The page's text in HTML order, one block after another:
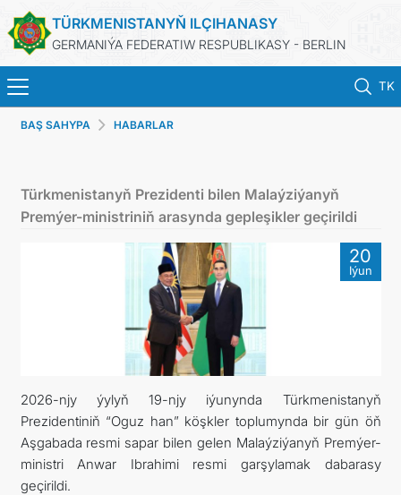
TÜRKMENISTANYŇ ILÇIHANASY
GERMANIÝA FEDERATIW RESPUBLIKASY - BERLIN
TK
BAŞ SAHYPA
TÜRKMENISTANYŇ DIM
TÜRKMENISTAN
KONSULLYK BÖLÜMI
TÜRKMENISTANDA MAÝA GOÝUMLAR
ARAGATNAŞYK
BAŞ SAHYPA HABARLAR
Türkmenistanyň Prezidenti bilen Malaýziýanyň
Premýer-ministriniň arasynda gepleşikler geçirildi
20
Iýun
2026-njy ýylyň 19-njy iýunynda Türkmenistanyň
Prezidentiniň “Oguz han” köşkler toplumynda bir gün öň
Aşgabada resmi sapar bilen gelen Malaýziýanyň Premýer-
ministri Anwar Ibrahimi resmi garşylamak dabarasy
geçirildi.